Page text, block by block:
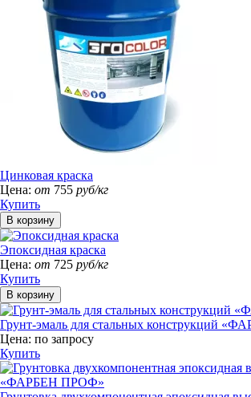
Цинковая краска
Цена: от 755 руб/кг
Купить
Эпоксидная краска
Цена: от 725 руб/кг
Купить
Грунт-эмаль для стальных конструкций
Цена: по запросу
Купить